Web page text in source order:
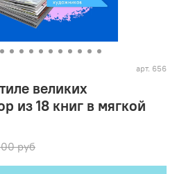
арт. 656
великих
из 18 книг в мягкой
руб